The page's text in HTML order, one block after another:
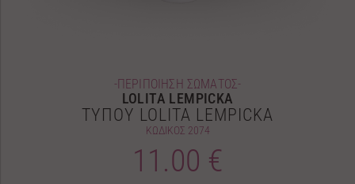
-ΠΕΡΙΠΟΙΗΣΗ ΣΩΜΑΤΟΣ-
LOLITA LEMPICKA
ΤΥΠΟΥ LOLITA LEMPICKA
ΚΩΔΙΚΟΣ 2074
11.00 €